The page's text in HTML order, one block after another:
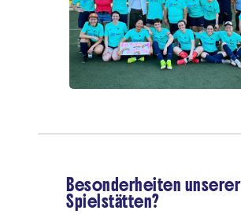
Besonderheiten unserer
Spielstätten?